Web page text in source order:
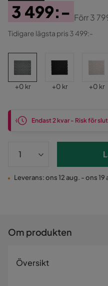
Pris
3 499:-
Original
Pris
Förr3
Tidigare lägsta pris 3 499:-
Pris
+0 kr Pris
+0 kr Pris
+0 kr
Endast 2 kvar - Risk för
Leverans: ons 12 aug. - ons 19
Om produkten
Översikt